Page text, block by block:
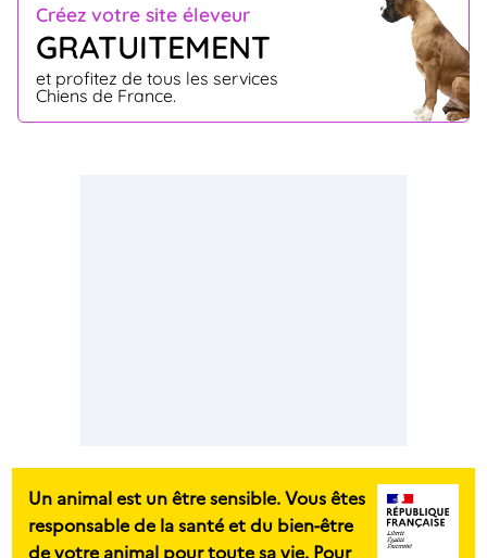
Créez votre site éleveur
GRATUITEMENT
et profitez de tous les services
Chiens de France.
Un animal est un être sensible. Vous êtes
responsable de la santé et du bien-être
de votre animal pour toute sa vie. Pour